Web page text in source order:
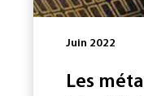
Juin 2022
Les